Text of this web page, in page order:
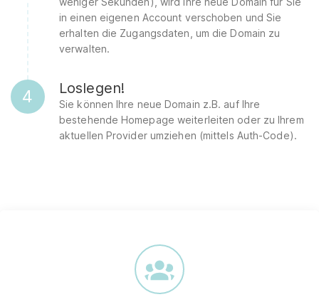
in einen eigenen Account verschoben und Sie
erhalten die Zugangsdaten, um die Domain zu
verwalten.
4 Loslegen!
Sie können Ihre neue Domain z.B. auf Ihre
bestehende Homepage weiterleiten oder zu Ihrem
aktuellen Provider umziehen (mittels Auth-Code).